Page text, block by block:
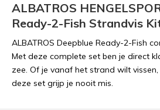
ALBATROS
Ready-2-Fish Strandvis
ALBATROS Deepblue Ready-2-Fish
Met deze complete set ben je direct
zee. Of je vanaf het strand wilt
deze set grijp je nooit mis.